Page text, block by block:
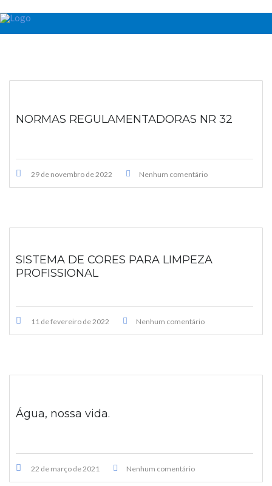
NORMAS REGULAMENTADORAS NR 32
29 de novembro de 2022 Nenhum comentário
SISTEMA DE CORES PARA LIMPEZA
PROFISSIONAL
11 de fevereiro de 2022 Nenhum comentário
Água, nossa vida.
22 de março de 2021 Nenhum comentário